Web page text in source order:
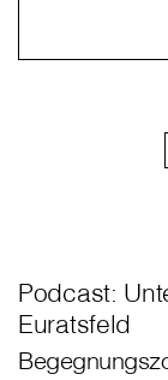
Podcast:
Euratsfeld